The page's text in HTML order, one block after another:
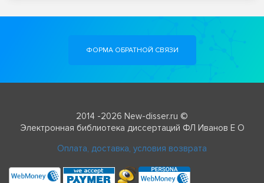
ФОРМА ОБРАТНОЙ СВЯЗИ
2014 -2026 New-disser.ru ©
Электронная библиотека диссертаций ФЛ Иванов Е О
Оплата, доставка, условия возврата